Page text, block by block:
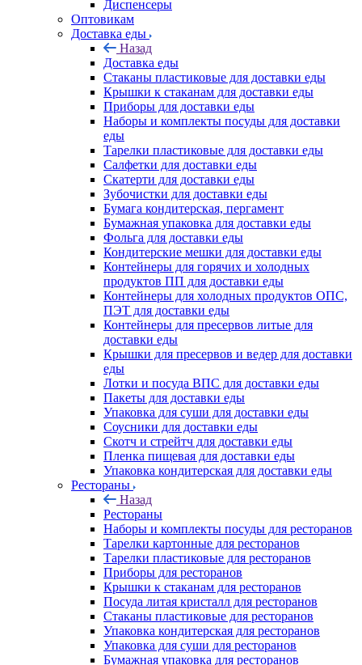
Диспенсеры
Оптовикам
Доставка еды
Назад
Доставка еды
Стаканы пластиковые для доставки еды
Крышки к стаканам для доставки еды
Приборы для доставки еды
Наборы и комплекты посуды для доставки
еды
Тарелки пластиковые для доставки еды
Салфетки для доставки еды
Скатерти для доставки еды
Зубочистки для доставки еды
Бумага кондитерская, пергамент
Бумажная упаковка для доставки еды
Фольга для доставки еды
Кондитерские мешки для доставки еды
Контейнеры для горячих и холодных
продуктов ПП для доставки еды
Контейнеры для холодных продуктов ОПС,
ПЭТ для доставки еды
Контейнеры для пресервов литые для
доставки еды
Крышки для пресервов и ведер для доставки
еды
Лотки и посуда ВПС для доставки еды
Пакеты для доставки еды
Упаковка для суши для доставки еды
Соусники для доставки еды
Скотч и стрейтч для доставки еды
Пленка пищевая для доставки еды
Упаковка кондитерская для доставки еды
Рестораны
Назад
Рестораны
Наборы и комплекты посуды для ресторанов
Тарелки картонные для ресторанов
Тарелки пластиковые для ресторанов
Приборы для ресторанов
Крышки к стаканам для ресторанов
Посуда литая кристалл для ресторанов
Стаканы пластиковые для ресторанов
Упаковка кондитерская для ресторанов
Упаковка для суши для ресторанов
Бумажная упаковка для ресторанов